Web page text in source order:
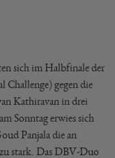
sich im Halbfinale der
gegen die
Kathiravan in drei
Sonntag erwies sich
Panjala die an
zu stark. Das DBV-Duo